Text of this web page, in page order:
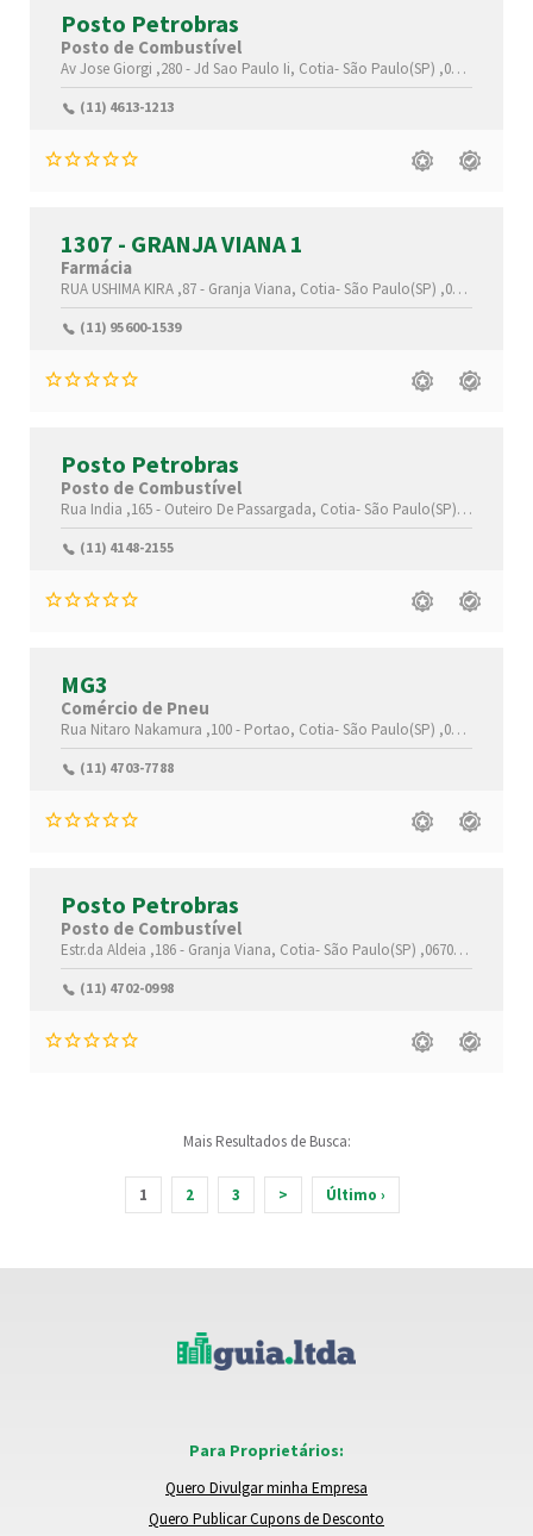
Posto Petrobras
Posto de Combustível
Av Jose Giorgi ,280 -Jd Sao Paulo Ii, Cotia-São Paulo(SP) ,06700-000
(11) 4613-1213
1307 - GRANJA VIANA 1
Farmácia
RUA USHIMA KIRA ,87 - Granja Viana, Cotia-São Paulo(SP) ,06709-048
(11) 95600-1539
Posto Petrobras
Posto de Combustível
Rua India ,165 - Outeiro De Passargada, Cotia-São Paulo(SP),06719-660
(11) 4148-2155
MG3
Comércio de Pneu
Rua Nitaro Nakamura ,100 - Portao, Cotia-São Paulo(SP) ,06716-572
(11) 4703-7788
Posto Petrobras
Posto de Combustível
Estr.da Aldeia ,186 - Granja Viana, Cotia-São Paulo(SP) ,06709-300
(11) 4702-0998
Mais Resultados de Busca:
1 2 3 > Último ›
Para Proprietários:
Quero Divulgar minha Empresa
Quero Publicar Cupons de Desconto